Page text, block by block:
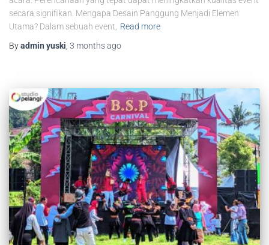
secara signifikan. Mengapa Desain Panggung Menjadi Elemen
Utama? Dalam sebuah event,
Read more
Byadmin yuski 3 monthsago